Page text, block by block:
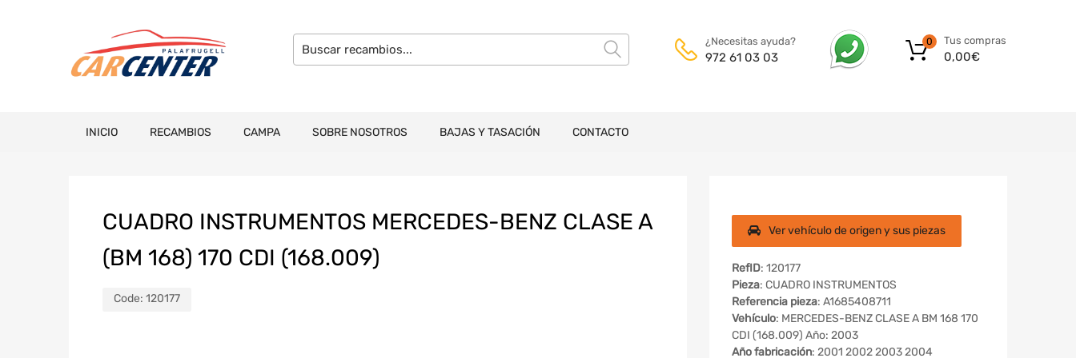
¿Necesitas ayuda?
972 61 03 03
Tus compras
0,00€
0
INICIO RECAMBIOS CAMPA SOBRE NOSOTROS BAJAS Y TASACIÓN CONTACTO
CUADRO INSTRUMENTOS MERCEDES-BENZ CLASE A
(BM 168) 170 CDI (168.009)
Code: 120177
Ver vehículo de origen y sus piezas
RefID: 120177
Pieza: CUADRO INSTRUMENTOS
Referencia pieza: A1685408711
Vehículo: MERCEDES-BENZ CLASE A BM 168 170
CDI (168.009) Año: 2003
Año fabricación: 2001 2002 2003 2004